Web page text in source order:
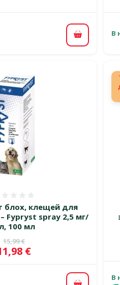
В корзину
В
блох, клещей для
Fypryst spray 2,5 мг/
100 мл
Исходная цена
15,99 €
€
В